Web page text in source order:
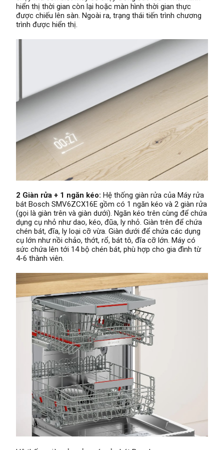
hiển thị thời gian còn lại hoặc màn hình thời gian thực
được chiếu lên sàn. Ngoài ra, trạng thái tiến trình chương
trình được hiển thị.
2 Giàn rửa + 1 ngăn kéo: Hệ thống giàn rửa của Máy rửa
bát Bosch SMV6ZCX16E gồm có 1 ngăn kéo và 2 giàn rửa
(gọi là giàn trên và giàn dưới). Ngăn kéo trên cùng để chứa
dụng cụ nhỏ như dao, kéo, đũa, ly nhỏ. Giàn trên để chứa
chén bát, đĩa, ly loại cỡ vừa. Giàn dưới để chứa các dụng
cụ lớn như nồi chảo, thớt, rổ, bát tô, đĩa cỡ lớn. Máy có
sức chứa lên tới 14 bộ chén bát, phù hợp cho gia đình từ
4-6 thành viên.